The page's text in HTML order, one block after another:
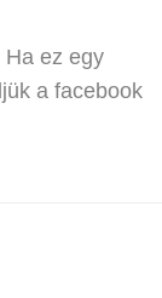
ez egy
a facebook